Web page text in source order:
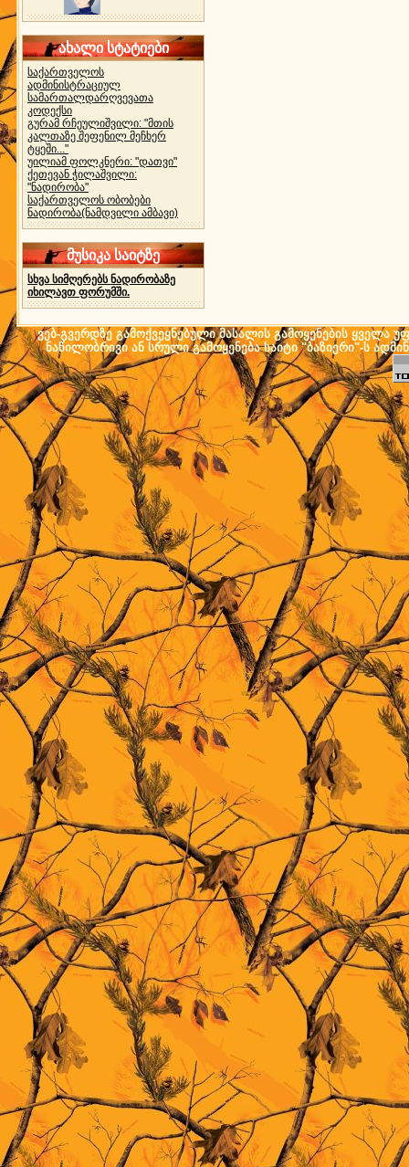
ახალი სტატიები
საქართველოს
ადმინისტრაციულ
სამართალდარღვევათა
კოდექსი
გურამ რჩეულიშვილი: "მთის
კალთაზე შეფენილ მეჩხერ
ტყეში..."
უილიამ ფოლკნერი: "დათვი"
ქეთევან ჭილაშვილი:
"ნადირობა"
საქართველოს ობობები
ნადირობა(ნამდვილი ამბავი)
მუსიკა საიტზე
სხვა სიმღერებს ნადირობაზე
იხილავთ ფორუმში.
ვებ-გვერდზე გამოქვეყნებული მასალის გამოყენების ყველა
ნაწილობრივი ან სრული გამოყენება საიტი "ბაზიერი"-ს